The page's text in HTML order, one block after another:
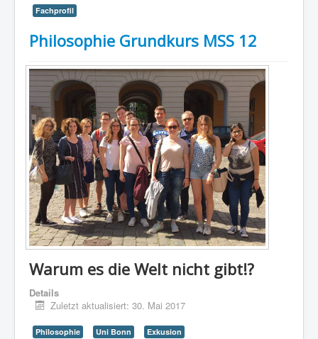
Fachprofil
Philosophie Grundkurs MSS 12
Warum es die Welt nicht gibt!?
Details
Zuletzt aktualisiert: 30. Mai 2017
Philosophie Uni Bonn Exkusion